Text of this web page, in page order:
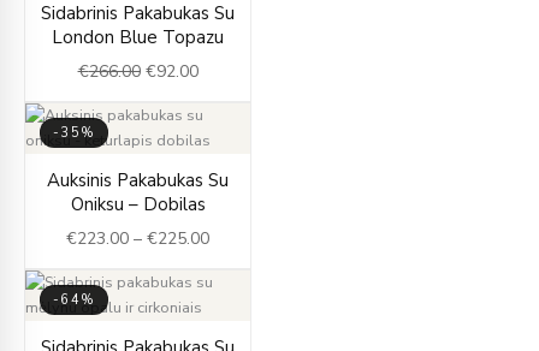
Sidabrinis Pakabukas Su
London Blue Topazu
€266.00
price
was:
€266.00.
€92.00
price
is:
€92.00.
-35%
Auksinis Pakabukas Su
Oniksu – Dobilas
€223.00 – €225.00
range:
through
-64%